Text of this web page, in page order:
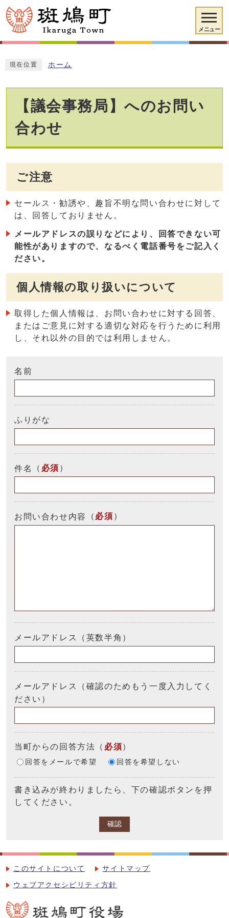
メニュー
現在位置 ホーム
【議会事務局】へのお問い
合わせ
ご注意
セールス・勧誘や、趣旨不明な問い合わせに対して
は、回答しておりません。
メールアドレスの誤りなどにより、回答できない可
能性がありますので、なるべく電話番号をご記入く
ださい。
個人情報の取り扱いについて
取得した個人情報は、お問い合わせに対する回答、
またはご意見に対する適切な対応を行うために利用
し、それ以外の目的では利用しません。
名前
ふりがな
件名 （ 必須 ）
お問い合わせ内容 （ 必須 ）
メールアドレス（英数半角）
メールアドレス（確認のためもう一度入力してく
ださい）
当町からの回答方法 （ 必須）
回答をメールで希望 回答を希望しない
書き込みが終わりましたら、下の確認ボタンを押
してください。
確認
このサイトについて サイトマップ
ウェブアクセシビリティ方針